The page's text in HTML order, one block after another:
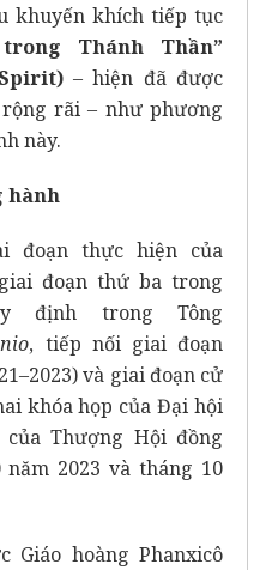
khuyến khích tiếp tục
Thánh Thần”
– hiện đã được
rãi – như phương
này.
hành
đoạn thực hiện của
đoạn thứ ba trong
định trong Tông
, tiếp nối giai đoạn
và giai đoạn cử
khóa họp của Đại hội
Thượng Hội đồng
2023 và tháng 10
Giáo hoàng Phanxicô